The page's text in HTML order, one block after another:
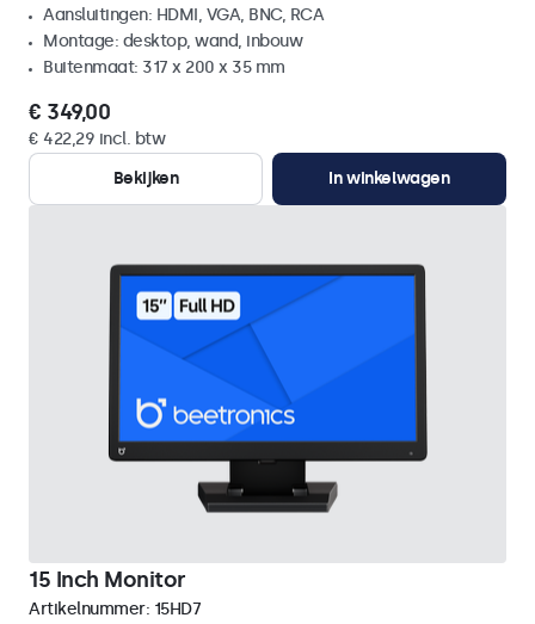
Aansluitingen: HDMI, VGA, BNC, RCA
Montage: desktop, wand, inbouw
Buitenmaat: 317 x 200 x 35 mm
€ 349,00
€ 422,29 incl. btw
Bekijken
In winkelwagen
15 Inch Monitor
Artikelnummer: 15HD7